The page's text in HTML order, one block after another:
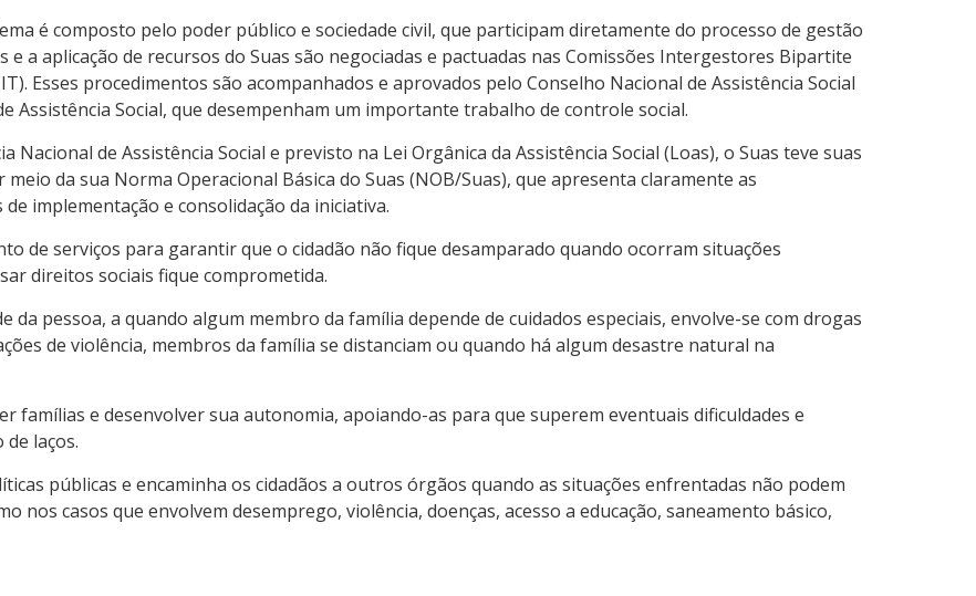
é composto pelo poder público e sociedade civil, que participam diretamente do processo de gestão
e a aplicação de recursos do Suas são negociadas e pactuadas nas Comissões Intergestores Bipartite
Esses procedimentos são acompanhados e aprovados pelo Conselho Nacional de Assistência Social
Assistência Social, que desempenham um importante trabalho de controle social.
Nacional de Assistência Social e previsto na Lei Orgânica da Assistência Social (Loas), o Suas teve suas
da sua Norma Operacional Básica do Suas (NOB/Suas), que apresenta claramente as
implementação e consolidação da iniciativa.
de serviços para garantir que o cidadão não fique desamparado quando ocorram situações
direitos sociais fique comprometida.
da pessoa, a quando algum membro da família depende de cuidados especiais, envolve-se com drogas
de violência, membros da família se distanciam ou quando há algum desastre natural na
famílias e desenvolver sua autonomia, apoiando-as para que superem eventuais dificuldades e
laços.
públicas e encaminha os cidadãos a outros órgãos quando as situações enfrentadas não podem
nos casos que envolvem desemprego, violência, doenças, acesso a educação, saneamento básico,